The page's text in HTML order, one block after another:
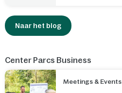
Naar het blog
Center Parcs Business
Meetings & Events